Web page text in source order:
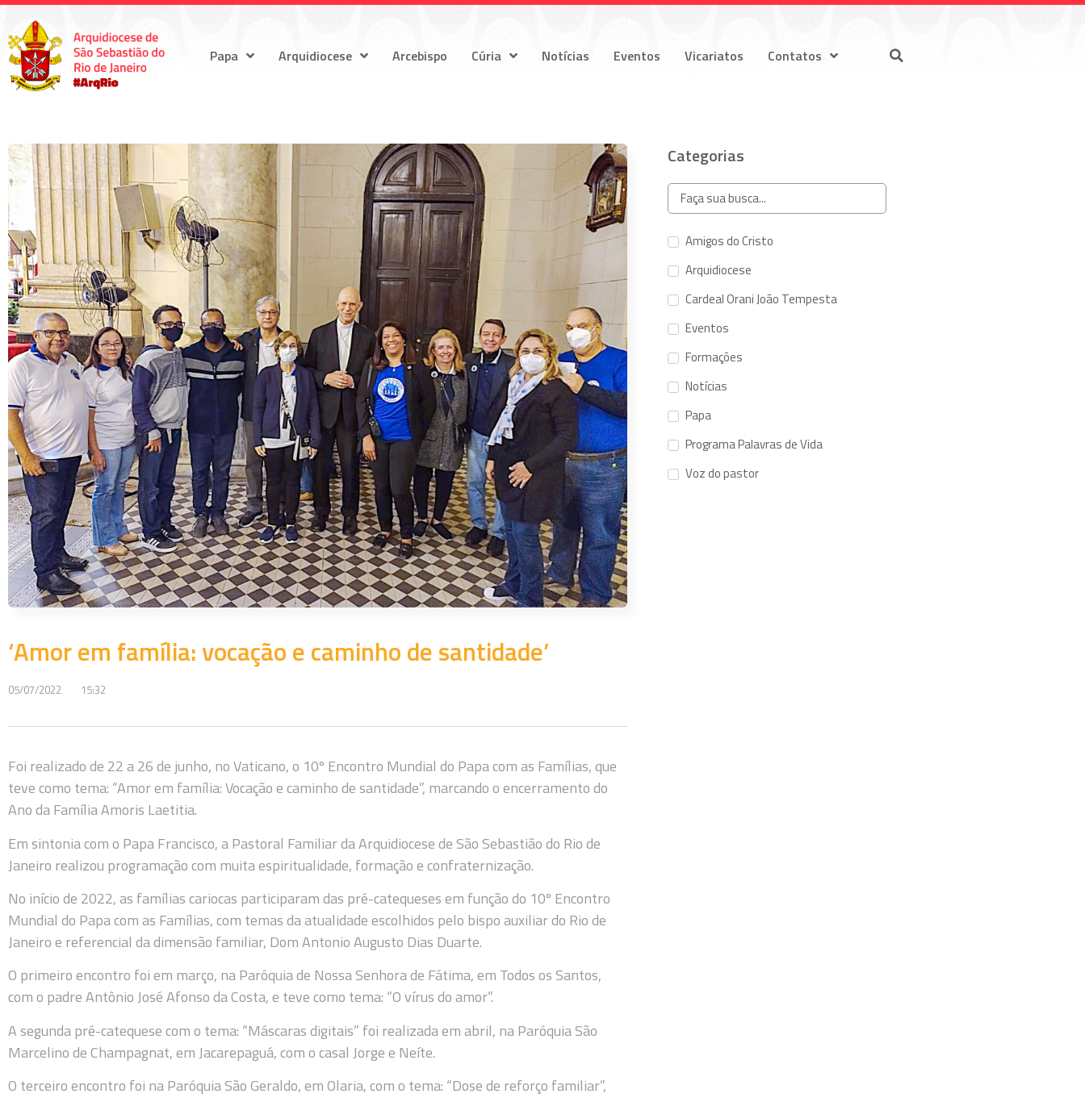
Papa Arquidiocese Arcebispo Cúria Notícias Eventos Vicariatos Contatos
‘Amor em família: vocação e caminho de santidade’
05/07/2022 15:32
Foi realizado de 22 a 26 de junho, no Vaticano, o 10º Encontro Mundial do Papa com as Famílias, que
teve como tema: “Amor em família: Vocação e caminho de santidade”, marcando o encerramento do
Ano da Família Amoris Laetitia.
Em sintonia com o Papa Francisco, a Pastoral Familiar da Arquidiocese de São Sebastião do Rio de
Janeiro realizou programação com muita espiritualidade, formação e confraternização.
No início de 2022, as famílias cariocas participaram das pré-catequeses em função do 10º Encontro
Mundial do Papa com as Famílias, com temas da atualidade escolhidos pelo bispo auxiliar do Rio de
Janeiro e referencial da dimensão familiar, Dom Antonio Augusto Dias Duarte.
O primeiro encontro foi em março, na Paróquia de Nossa Senhora de Fátima, em Todos os Santos,
com o padre Antônio José Afonso da Costa, e teve como tema: “O vírus do amor”.
A segunda pré-catequese com o tema: “Máscaras digitais” foi realizada em abril, na Paróquia São
Marcelino de Champagnat, em Jacarepaguá, com o casal Jorge e Neíte.
O terceiro encontro foi na Paróquia São Geraldo, em Olaria, com o tema: “Dose de reforço familiar”,
Categorias
Amigos do Cristo
Arquidiocese
Cardeal Orani João Tempesta
Eventos
Formações
Notícias
Papa
Programa Palavras de Vida
Voz do pastor